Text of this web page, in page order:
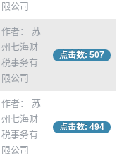
限公司
作者： 苏
州七海财
税事务有
限公司
点击数: 507
作者： 苏
州七海财
税事务有
限公司
点击数: 494